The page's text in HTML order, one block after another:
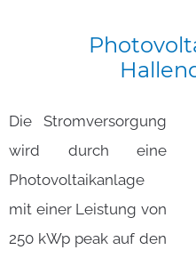
Die Stromversorgung
wird durch eine
Photovoltaikanlage
mit einer Leistung von
250 kWp peak auf den
Energie auch in